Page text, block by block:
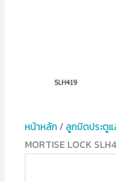
หน้าหลัก/ ลูกบิดประตู
MORTISE LOCK